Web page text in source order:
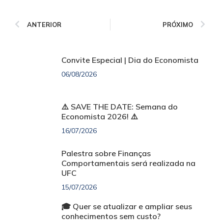
ANTERIOR PRÓXIMO
Convite Especial | Dia do Economista
06/08/2026
⚠️ SAVE THE DATE: Semana do
Economista 2026! ⚠️
16/07/2026
Palestra sobre Finanças
Comportamentais será realizada na
UFC
15/07/2026
🎓 Quer se atualizar e ampliar seus
conhecimentos sem custo?